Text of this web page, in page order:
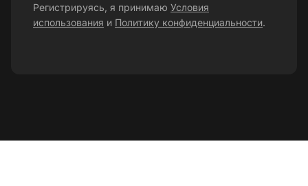
Регистрируясь, я принимаю Условия
использования и Политику конфиденциальности.